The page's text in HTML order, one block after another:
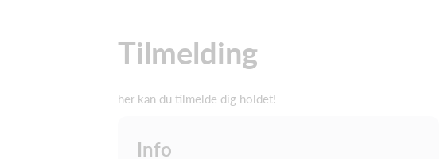
Tilmelding
her kan du tilmelde dig holdet!
Info